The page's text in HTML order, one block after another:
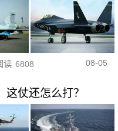
读 6808 08-05
这仗还怎么打？